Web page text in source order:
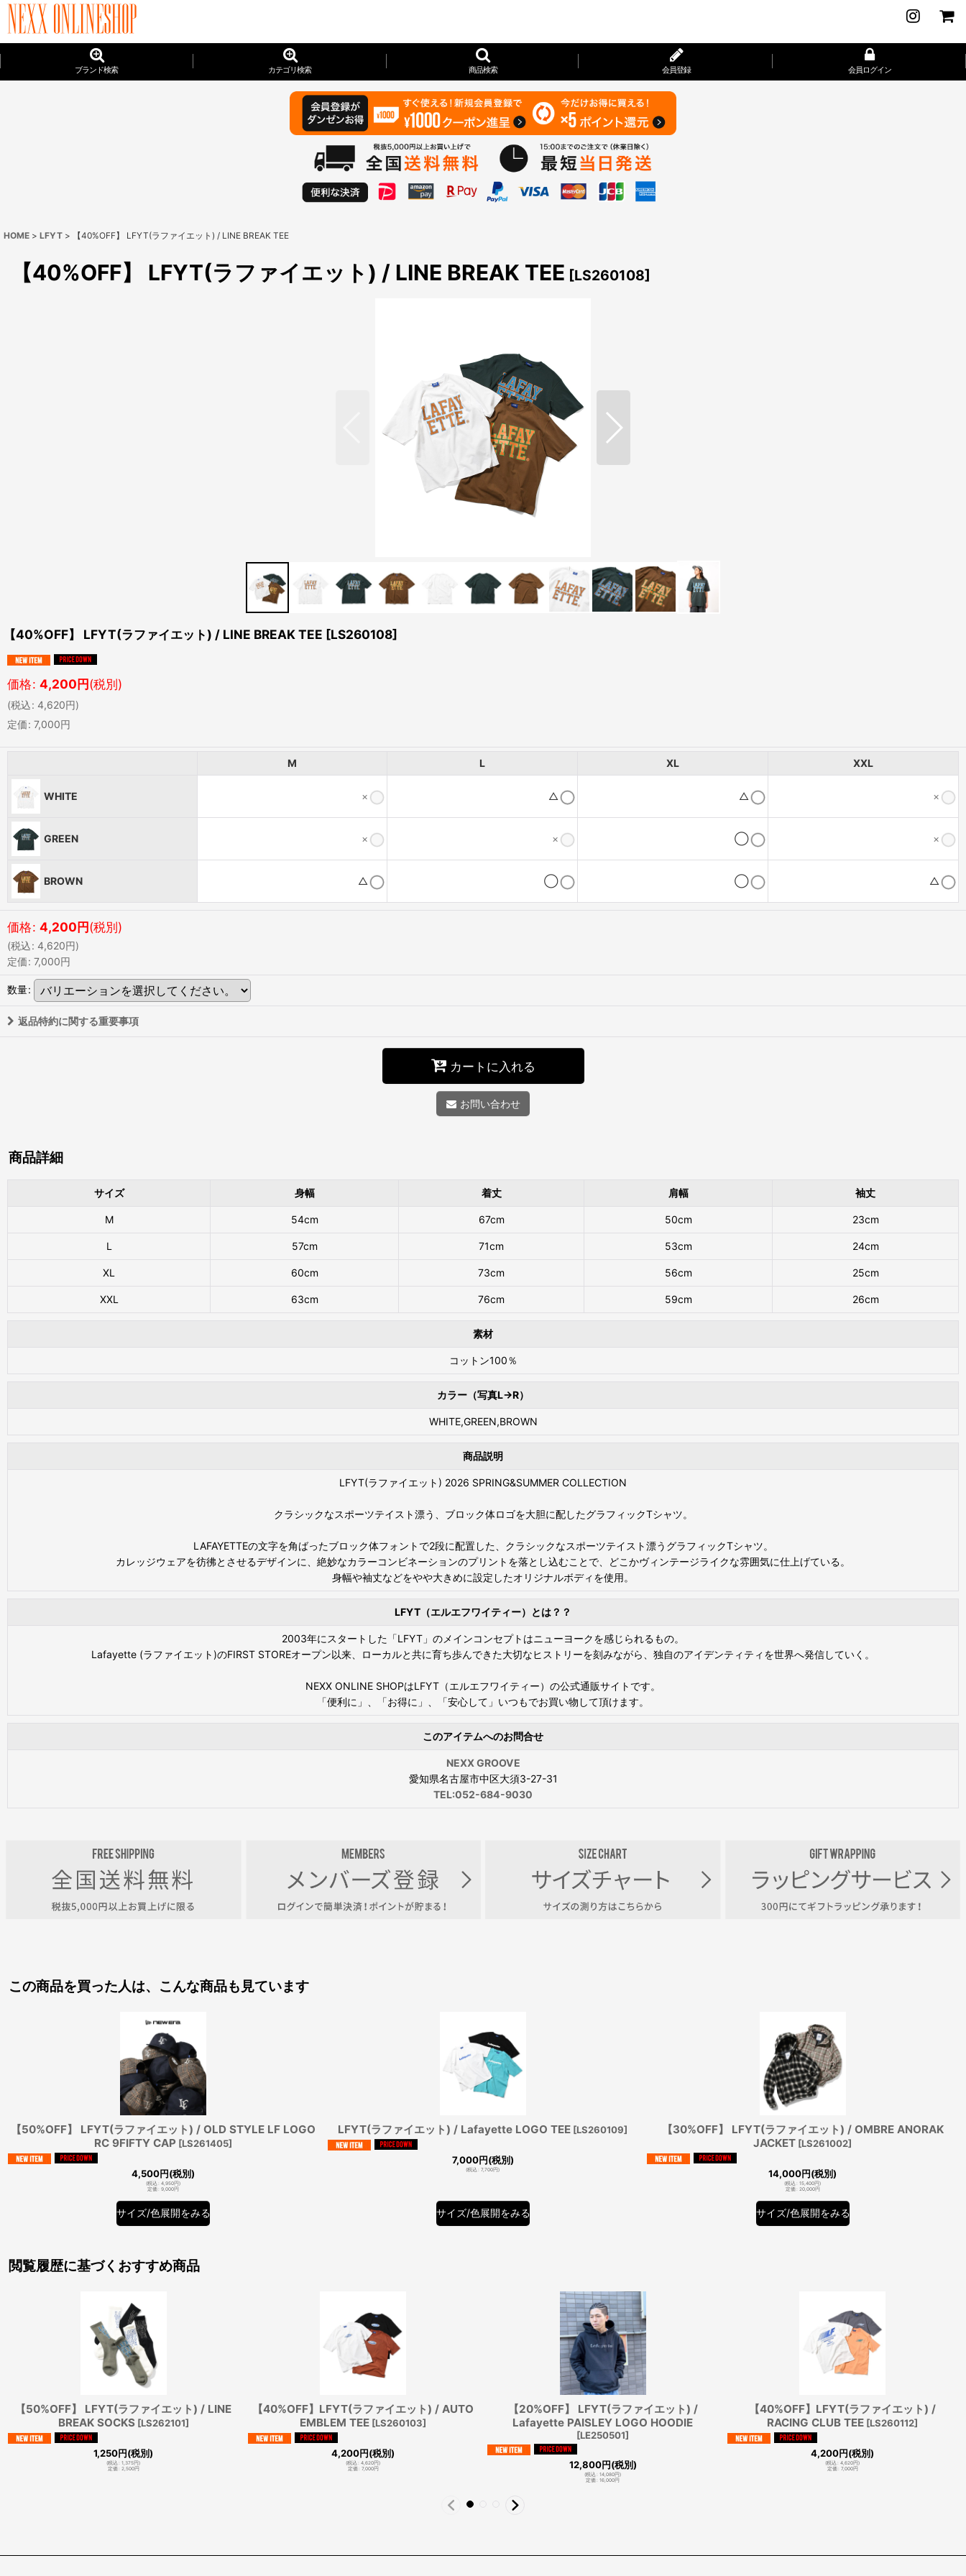
ブランド検索 カテゴリ検索 商品検索 会員登録 会員ログイン
HOME > LFYT > 【40%OFF】 LFYT(ラファイエット) / LINE BREAK TEE
【40%OFF】 LFYT(ラファイエット) / LINE BREAK TEE [LS260108]
【40%OFF】 LFYT(ラファイエット) / LINE BREAK TEE [LS260108]
価格: 4,200円(税別)
(税込: 4,620円)
定価: 7,000円
M L XL XXL
WHITE × △ △ ×
GREEN × × ◯ ×
BROWN △ ◯ ◯ △
価格: 4,200円(税別)
(税込: 4,620円)
定価: 7,000円
数量:
返品特約に関する重要事項
カートに入れる
お問い合わせ
商品詳細
サイズ 身幅 着丈 肩幅 袖丈
M 54cm 67cm 50cm 23cm
L 57cm 71cm 53cm 24cm
XL 60cm 73cm 56cm 25cm
XXL 63cm 76cm 59cm 26cm
素材
コットン100％
カラー（写真L→R）
WHITE,GREEN,BROWN
商品説明
LFYT(ラファイエット) 2026 SPRING&SUMMER COLLECTION
クラシックなスポーツテイスト漂う、ブロック体ロゴを大胆に配したグラフィックTシャツ。
LAFAYETTEの文字を角ばったブロック体フォントで2段に配置した、クラシックなスポーツテイスト漂うグラフィックTシャツ。
カレッジウェアを彷彿とさせるデザインに、絶妙なカラーコンビネーションのプリントを落とし込むことで、どこかヴィンテージライクな雰囲気に仕上げている。
身幅や袖丈などをやや大きめに設定したオリジナルボディを使用。
LFYT（エルエフワイティー）とは？？
2003年にスタートした「LFYT」のメインコンセプトはニューヨークを感じられるもの。
Lafayette (ラファイエット)のFIRST STOREオープン以来、ローカルと共に育ち歩んできた大切なヒストリーを刻みながら、独自のアイデンティティを世界へ発信していく。
NEXX ONLINE SHOPはLFYT（エルエフワイティー）の公式通販サイトです。
「便利に」、「お得に」、「安心して」いつもでお買い物して頂けます。
このアイテムへのお問合せ
NEXX GROOVE
愛知県名古屋市中区大須3-27-31
TEL:052-684-9030
この商品を買った人は、こんな商品も見ています
【50%OFF】 LFYT(ラファイエット) / OLD STYLE LF LOGO
RC 9FIFTY CAP [LS261405]
4,500円(税別)
(税込 4,950円)
定価
9,000円
サイズ/色展開をみる
LFYT(ラファイエット) / Lafayette LOGO TEE [LS260109]
7,000円(税別)
(税込 7,700円)
サイズ/色展開をみる
【30%OFF】 LFYT(ラファイエット) / OMBRE ANORAK
JACKET [LS261002]
14,000円(税別)
(税込 15,400円)
定価
20,000円
サイズ/色展開をみる
閲覧履歴に基づくおすすめ商品
【50%OFF】 LFYT(ラファイエット) / LINE
BREAK SOCKS [LS262101]
1,250円(税別)
(税込 1,375円)
定価
2,500円
【40%OFF】LFYT(ラファイエット) / AUTO
EMBLEM TEE [LS260103]
4,200円(税別)
(税込 4,620円)
定価
7,000円
【20%OFF】 LFYT(ラファイエット) /
Lafayette PAISLEY LOGO HOODIE
[LE250501]
12,800円(税別)
(税込 14,080円)
定価
16,000円
【40%OFF】LFYT(ラファイエット) /
RACING CLUB TEE [LS260112]
4,200円(税別)
(税込 4,620円)
定価
7,000円